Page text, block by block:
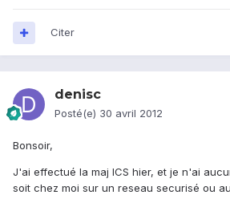
Citer
denisc
Posté(e) 30 avril 2012
Bonsoir,
J'ai effectué la maj ICS hier, et je n'ai
soit chez moi sur un reseau securisé ou